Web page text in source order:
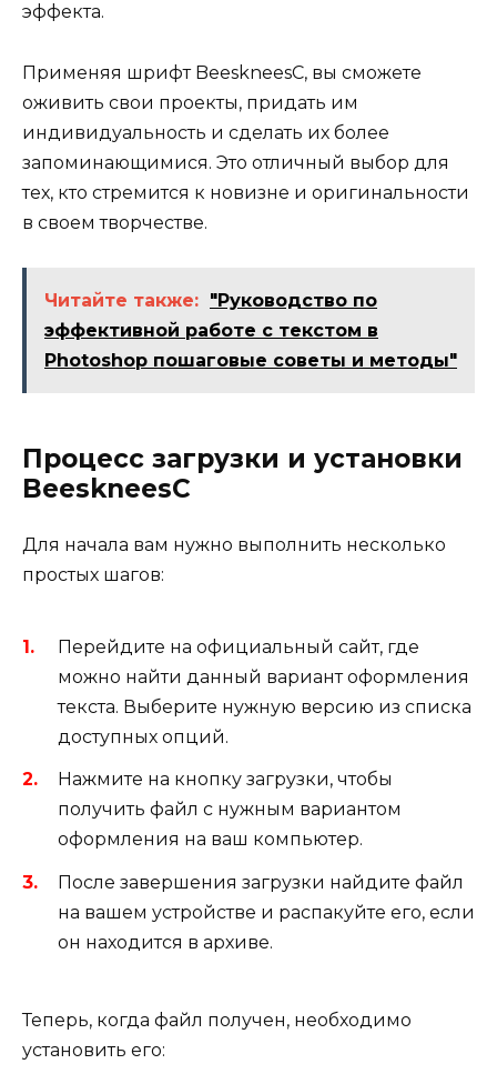
эффекта.
Применяя шрифт BeeskneesC, вы сможете
оживить свои проекты, придать им
индивидуальность и сделать их более
запоминающимися. Это отличный выбор для
тех, кто стремится к новизне и оригинальности
в своем творчестве.
Читайте также: "Руководство по
эффективной работе с текстом в
Photoshop пошаговые советы и методы"
Процесс загрузки и установки
BeeskneesC
Для начала вам нужно выполнить несколько
простых шагов:
Перейдите на официальный сайт, где
можно найти данный вариант оформления
текста. Выберите нужную версию из списка
доступных опций.
Нажмите на кнопку загрузки, чтобы
получить файл с нужным вариантом
оформления на ваш компьютер.
После завершения загрузки найдите файл
на вашем устройстве и распакуйте его, если
он находится в архиве.
Теперь, когда файл получен, необходимо
установить его: